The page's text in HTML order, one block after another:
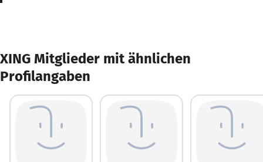
XING Mitglieder mit ähnlichen
Profilangaben